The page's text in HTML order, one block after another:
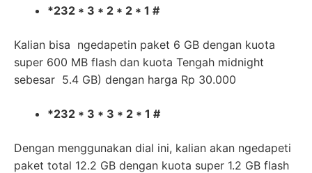
*232 * 3 * 2 * 2 * 1 #
Kalian bisa ngedapetin paket 6 GB dengan kuota
super 600 MB flash dan kuota Tengah midnight
sebesar 5.4 GB) dengan harga Rp 30.000
*232 * 3 * 3 * 2 * 1 #
Dengan menggunakan dial ini, kalian akan ngedapeti
paket total 12.2 GB dengan kuota super 1.2 GB flash